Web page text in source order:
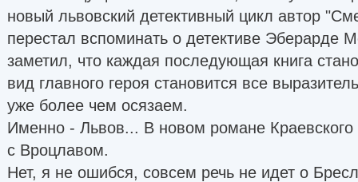
новый львовский детективный цикл автор
перестал вспоминать о детективе Эберарде
заметил, что каждая последующая книга
вид главного героя становится все
уже более чем осязаем.
Именно - Львов... В новом романе Краевского
с Вроцлавом.
Нет, я не ошибся, совсем речь не идет о